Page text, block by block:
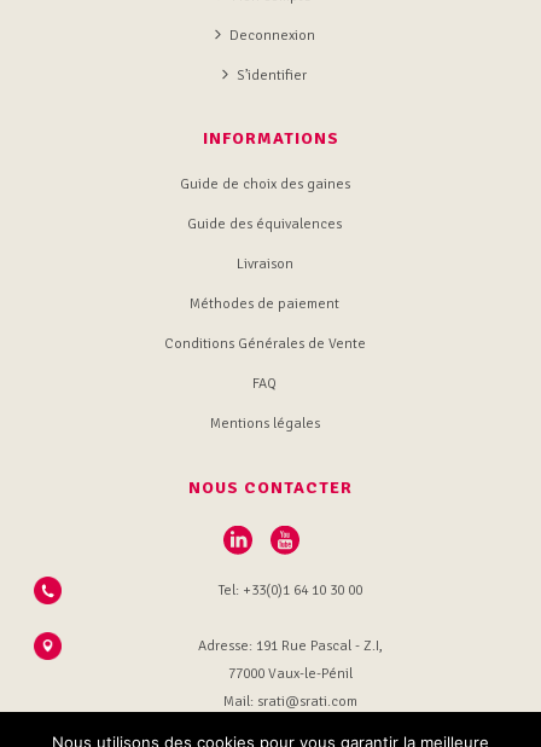
Deconnexion
S’identifier
INFORMATIONS
Guide de choix des gaines
Guide des équivalences
Livraison
Méthodes de paiement
Conditions Générales de Vente
FAQ
Mentions légales
NOUS CONTACTER
Tel: +33(0)1 64 10 30 00
Adresse: 191 Rue Pascal - Z.I,
77000 Vaux-le-Pénil
Mail: srati@srati.com
Nous utilisons des cookies pour vous garantir la meilleure